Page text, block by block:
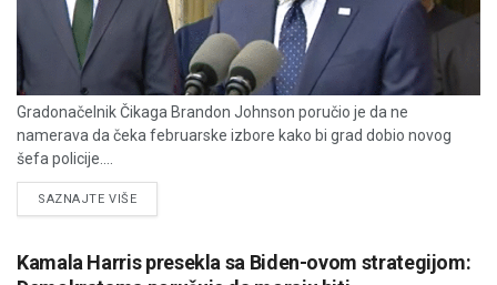
Gradonačelnik Čikaga Brandon Johnson poručio je da ne
namerava da čeka februarske izbore kako bi grad dobio novog
šefa policije....
SAZNAJTE VIŠEDETAILS
Kamala Harris presekla sa Biden-ovom strategijom: